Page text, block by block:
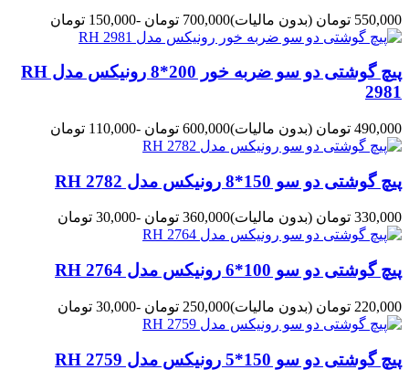
550,000 تومان (بدون مالیات)700,000 تومان -150,000 تومان
پیچ گوشتی دو سو ضربه خور 200*8 رونیکس مدل RH
2981
490,000 تومان (بدون مالیات)600,000 تومان -110,000 تومان
پیچ گوشتی دو سو 150*8 رونیکس مدل RH 2782
330,000 تومان (بدون مالیات)360,000 تومان -30,000 تومان
پیچ گوشتی دو سو 100*6 رونیکس مدل RH 2764
220,000 تومان (بدون مالیات)250,000 تومان -30,000 تومان
پیچ گوشتی دو سو 150*5 رونیکس مدل RH 2759